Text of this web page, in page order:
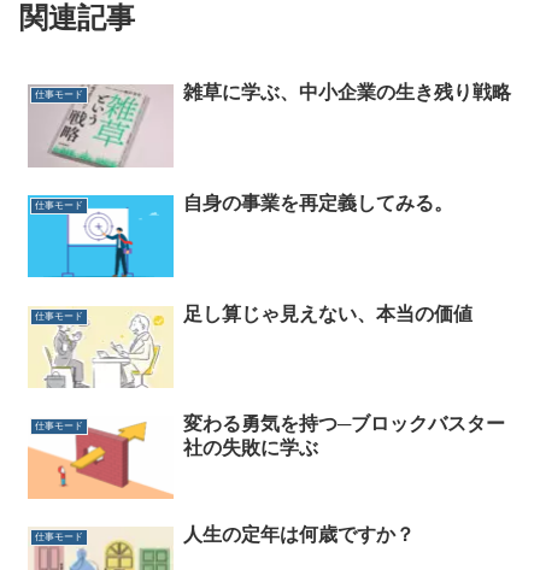
関連記事
仕事モード 雑草に学ぶ、中小企業の生き残り戦略
仕事モード 自身の事業を再定義してみる。
仕事モード 足し算じゃ見えない、本当の価値
仕事モード
変わる勇気を持つ─ブロックバスター
社の失敗に学ぶ
仕事モード 人生の定年は何歳ですか？